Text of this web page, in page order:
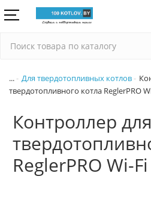
... Для твердотопливных котлов
твердотопливного котла ReglerPRO
Контроллер для
ReglerPRO Wi-Fi